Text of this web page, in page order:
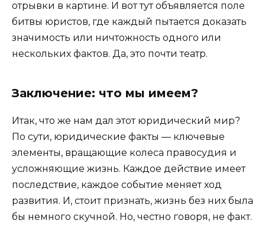
отрывки в картине. И вот тут объявляется поле
битвы юристов, где каждый пытается доказать
значимость или ничтожность одного или
нескольких фактов. Да, это почти театр.
Заключение: что мы имеем?
Итак, что же нам дал этот юридический мир?
По сути, юридические факты — ключевые
элементы, вращающие колеса правосудия и
усложняющие жизнь. Каждое действие имеет
последствие, каждое событие меняет ход
развития. И, стоит признать, жизнь без них была
бы немного скучной. Но, честно говоря, не факт.